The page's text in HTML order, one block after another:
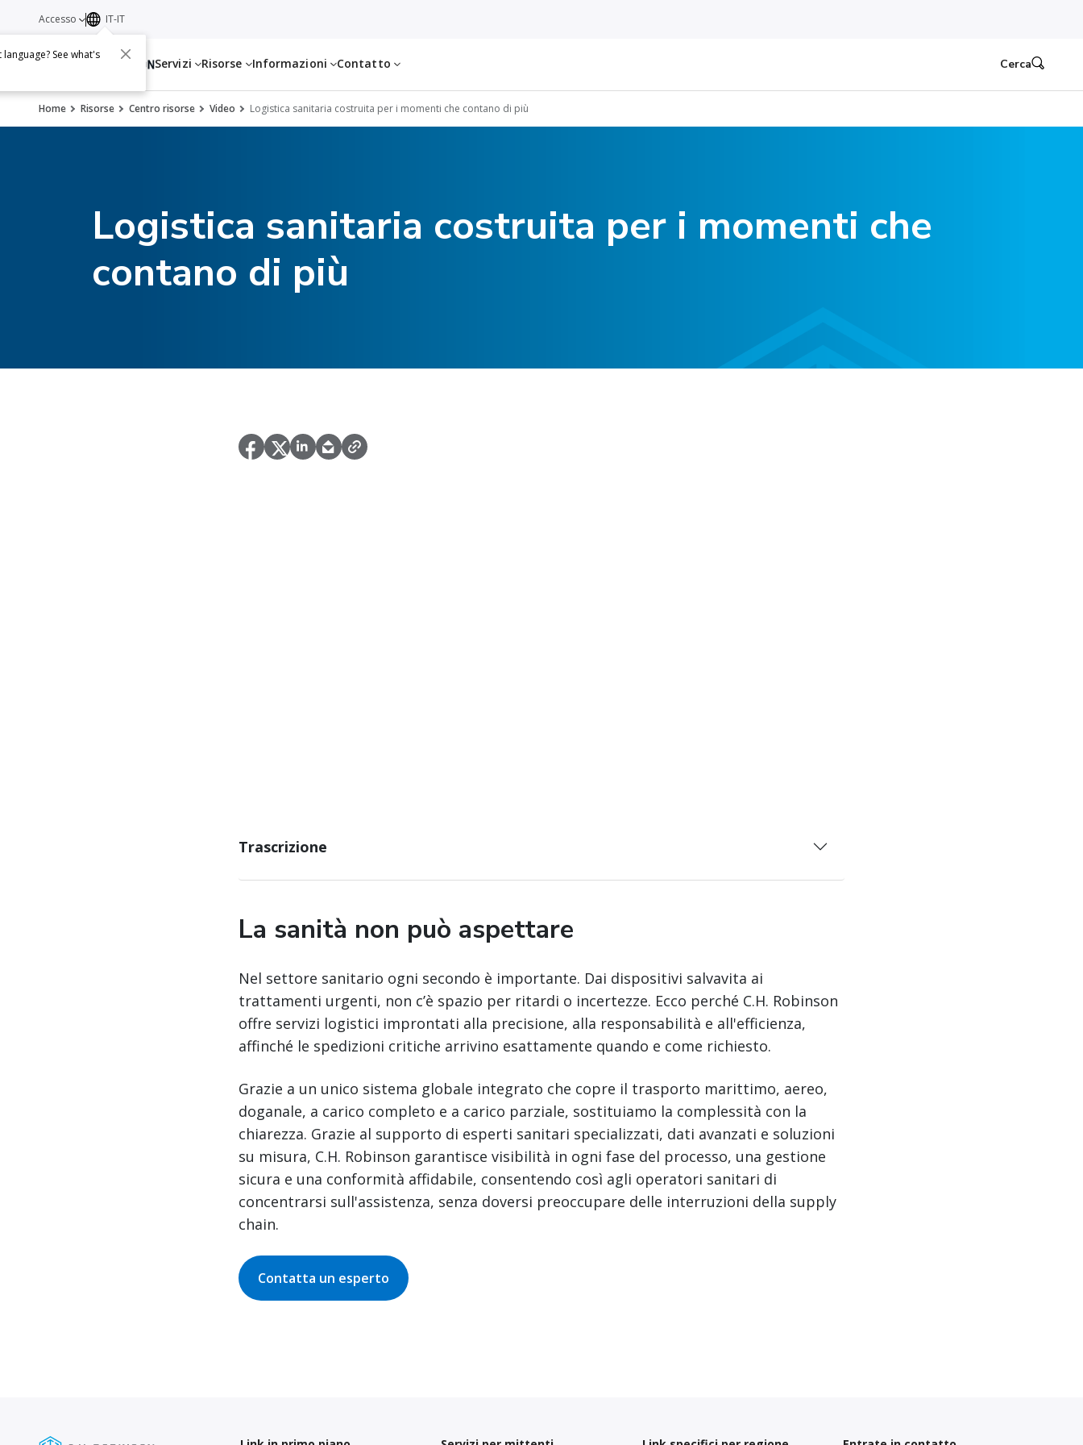
Servizi Risorse Informazioni Contatto
Accesso IT-IT
See what's
Cerca
Home Risorse Centro risorse Video Logistica sanitaria costruita per i momenti che contano di più
Logistica sanitaria costruita per i momenti che
contano di più
Trascrizione
La sanità non può aspettare
Nel settore sanitario ogni secondo è importante. Dai dispositivi salvavita ai
trattamenti urgenti, non c’è spazio per ritardi o incertezze. Ecco perché C.H. Robinson
offre servizi logistici improntati alla precisione, alla responsabilità e all'efficienza,
affinché le spedizioni critiche arrivino esattamente quando e come richiesto.
Grazie a un unico sistema globale integrato che copre il trasporto marittimo, aereo,
doganale, a carico completo e a carico parziale, sostituiamo la complessità con la
chiarezza. Grazie al supporto di esperti sanitari specializzati, dati avanzati e soluzioni
su misura, C.H. Robinson garantisce visibilità in ogni fase del processo, una gestione
sicura e una conformità affidabile, consentendo così agli operatori sanitari di
concentrarsi sull'assistenza, senza doversi preoccupare delle interruzioni della supply
chain.
Contatta un esperto